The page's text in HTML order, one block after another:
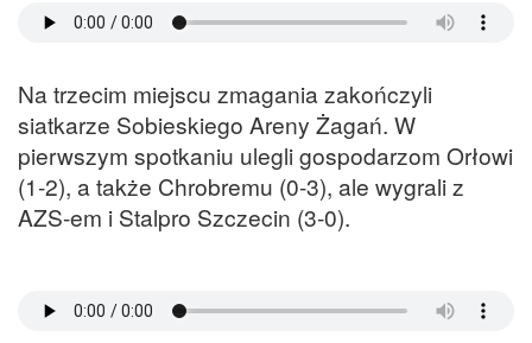
Na trzecim miejscu zmagania zakończyli
siatkarze Sobieskiego Areny Żagań. W
pierwszym spotkaniu ulegli gospodarzom Orłowi
(1-2), a także Chrobremu (0-3), ale wygrali z
AZS-em i Stalpro Szczecin (3-0).